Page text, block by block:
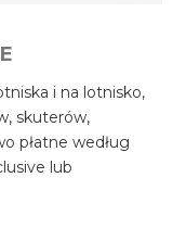
i na lotnisko,
skuterów,
płatne według
lub